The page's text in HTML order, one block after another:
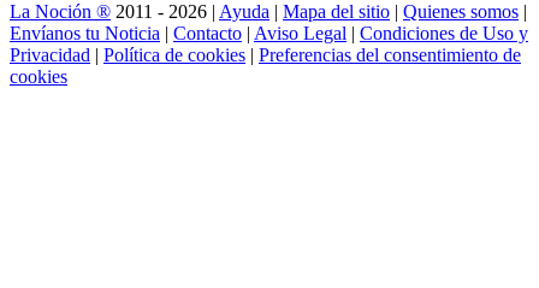
La Noción ® 2011 - 2026 | Ayuda | Mapa del sitio | Quienes somos |
Envíanos tu Noticia | Contacto | Aviso Legal | Condiciones de Uso y
Privacidad | Política de cookies | Preferencias del consentimiento de
cookies